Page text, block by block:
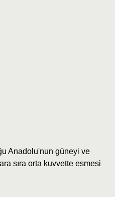
Anadolu'nun güneyi ve
sıra orta kuvvette esmesi